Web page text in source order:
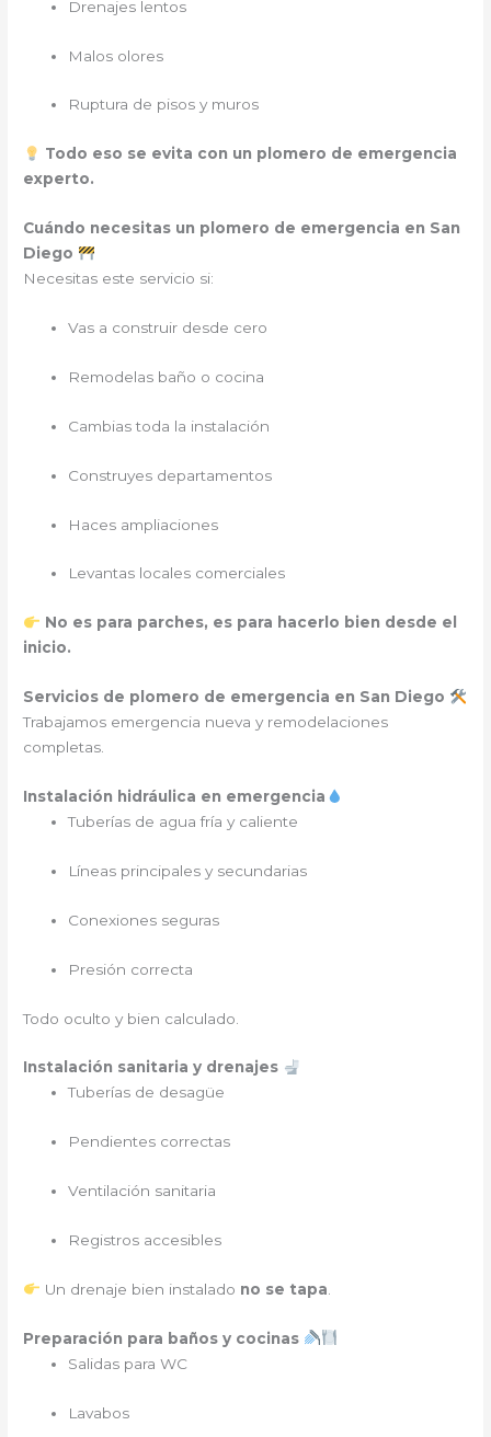
Drenajes lentos
Malos olores
Ruptura de pisos y muros
Todo eso se evita con un plomero de emergencia
experto.
Cuándo necesitas un plomero de emergencia en San
Diego
Necesitas este servicio si:
Vas a construir desde cero
Remodelas baño o cocina
Cambias toda la instalación
Construyes departamentos
Haces ampliaciones
Levantas locales comerciales
No es para parches, es para hacerlo bien desde el
inicio.
Servicios de plomero de emergencia en San Diego
Trabajamos emergencia nueva y remodelaciones
completas.
Instalación hidráulica en emergencia
Tuberías de agua fría y caliente
Líneas principales y secundarias
Conexiones seguras
Presión correcta
Todo oculto y bien calculado.
Instalación sanitaria y drenajes
Tuberías de desagüe
Pendientes correctas
Ventilación sanitaria
Registros accesibles
Un drenaje bien instalado no se tapa
Preparación para baños y cocinas
Salidas para WC
Lavabos